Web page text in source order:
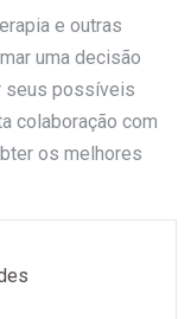
e outras
uma decisão
seus possíveis
colaboração com
os melhores